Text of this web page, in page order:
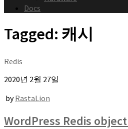
Docs
Tagged: 캐시
Redis
2020년 2월 27일
byRastaLion
WordPress Redis